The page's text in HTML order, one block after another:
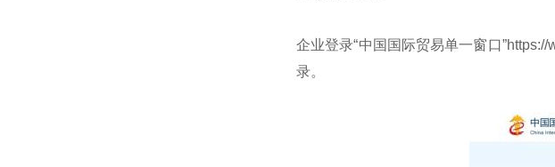
企业登录“中国国际贸易单一窗口
录。